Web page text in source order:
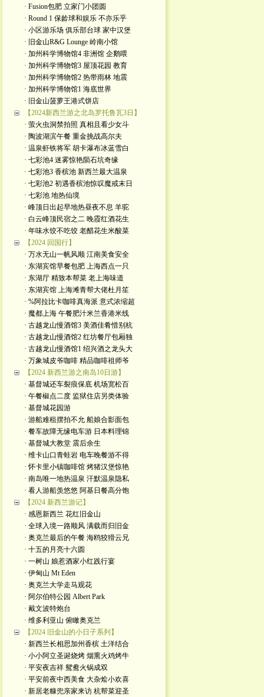
· Fusion包肥 立家门小团圆
· Round 1 保龄球和娱乐 不亦乐乎
· 小区游乐场 俱乐部台球 家中汉堡
· 旧金山R&G Lounge 岭南小馆
· 加州科学博物馆4 非洲馆 企鹅喂
· 加州科学博物馆3 屋顶花园 教育
· 加州科学博物馆2 热带雨林 地震
· 加州科学博物馆1 海底世界
· 旧金山菠萝王港式饼店
【2024新西兰游之北岛罗托鲁瓦3日】
· 萤火虫洞禁拍照 真相且看少女斗
· 陶波湖滨午餐 重金挑战高尔夫
· 温泉虾铁将军 胡卡瀑布冰蓝雪白
· 七彩池4 迷雾惊艳陨石坑奇缘
· 七彩池3 香槟池 新西兰最大温泉
· 七彩池2 初遇香槟池惊叹魔戒末日
· 七彩池 地热仙境
· 峰顶日出起早地热昼夜不息 羊驼
· 白云峰顶民宿之二 晚霞红酒花生
· 年味水饺不吃饺 老醋花生米酸菜
【2024 回国行】
· 万水无山一帆风顺 江南美食安全
· 东湖宾馆早餐包肥 上海西点一只
· 东湖厅 精致本帮菜 老上海味道
· 东湖宾馆 上海滩青帮大佬杜月笙
· %阿拉比卡咖啡真海派 意式浓缩超
· 魔都上海 午餐肥汁米兰香港米线
· 古越龙山慢酒馆3 美酒佳肴惜别杭
· 古越龙山慢酒馆2 红坊餐厅包厢独
· 古越龙山慢酒馆1 绍兴酒之龙头大
· 万象城皮爷咖啡 精品咖啡祖师爷
【2024 新西兰游之南岛10日游】
· 基督城还车裂痕保底 机场宽松百
· 午餐椒点二度 监狱住店另类体验
· 基督城花园游
· 游船难租摆拍不允 船娘合影面包
· 餐车故障无缘电车游 日本料理锦
· 基督城大教堂 震后余生
· 维卡山口青蛙岩 电车晚餐游不得
· 怀卡里小镇咖啡馆 烤猪汉堡惊艳
· 南岛唯一地热温泉 汗默温泉隐私
· 看人游船羡悠悠 阿基日餐高分饱
【2024 新西兰游记】
· 感恩新西兰 花红旧金山
· 全球入境一路顺风 满载而归旧金
· 奥克兰最后的午餐 海鸥狡猾云兄
· 十五的月亮十六圆
· 一树山 娘惹酒家小红践行宴
· 伊甸山 Mt Eden
· 奥克兰大学走马观花
· 阿尔伯特公园 Albert Park
· 戴文波特炮台
· 维多利亚山 俯瞰奥克兰
【2024 旧金山的小日子系列】
· 新西兰长相思加州香槟 土洋结合
· 小小阿立圣诞烧烤 烟熏火鸡烤牛
· 平安夜吉祥 鸳鸯火锅成双
· 平安前夜中西美食 大杂烩小欢喜
· 新居老糠兜亲家来访 杭帮菜迎圣